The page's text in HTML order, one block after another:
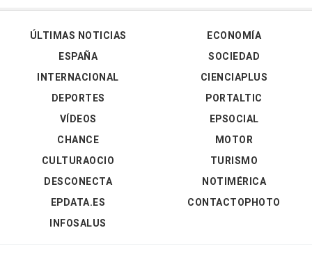
ÚLTIMAS NOTICIAS
ESPAÑA
INTERNACIONAL
DEPORTES
VÍDEOS
ECONOMÍA
SOCIEDAD
CIENCIAPLUS
PORTALTIC
EPSOCIAL
CHANCE
CULTURAOCIO
DESCONECTA
EPDATA.ES
INFOSALUS
MOTOR
TURISMO
NOTIMÉRICA
CONTACTOPHOTO